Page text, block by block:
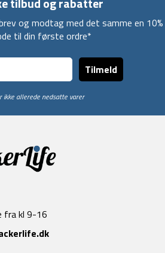
og modtag med det samme en 10%
til din første ordre*
Tilmeld
ikke allerede nedsatte varer
fra kl 9-16